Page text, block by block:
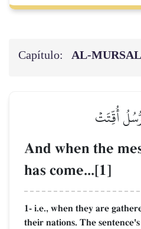
Capítulo:
أُقِّتَتۡ
And when the
has come...[1]
1- i.e., when they are
their nations. The